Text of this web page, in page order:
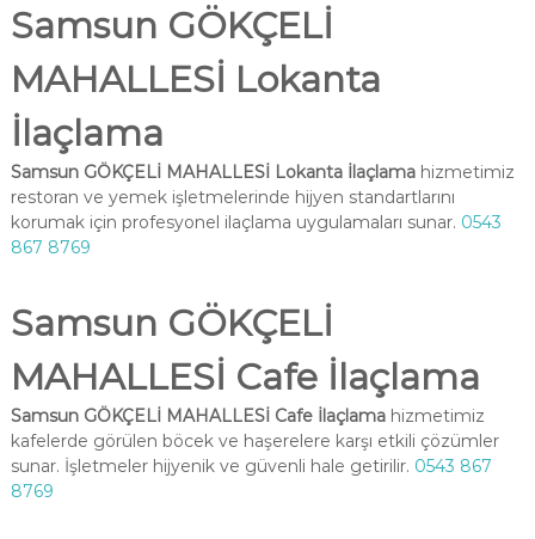
Samsun GÖKÇELİ
MAHALLESİ Lokanta
İlaçlama
Samsun GÖKÇELİ MAHALLESİ Lokanta İlaçlamahizmetimiz
restoran ve yemek işletmelerinde hijyen standartlarını
korumak için profesyonel ilaçlama uygulamaları sunar. 0543
867 8769
Samsun GÖKÇELİ
MAHALLESİ Cafe İlaçlama
Samsun GÖKÇELİ MAHALLESİ Cafe İlaçlamahizmetimiz
kafelerde görülen böcek ve haşerelere karşı etkili çözümler
sunar. İşletmeler hijyenik ve güvenli hale getirilir. 0543 867
8769